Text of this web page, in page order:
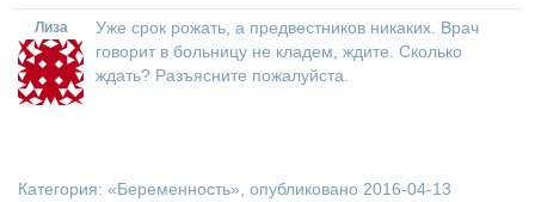
Лиза
Уже срок рожать, а предвестников никаких. Врач
говорит в больницу не кладем, ждите. Сколько
ждать? Разъясните пожалуйста.
Категория: «Беременность», опубликовано 2016-04-13